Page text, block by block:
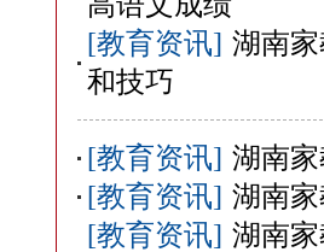
[教育资讯] 湖南
和技巧
[教育资讯] 湖南
[教育资讯] 湖南
[教育资讯] 湖南